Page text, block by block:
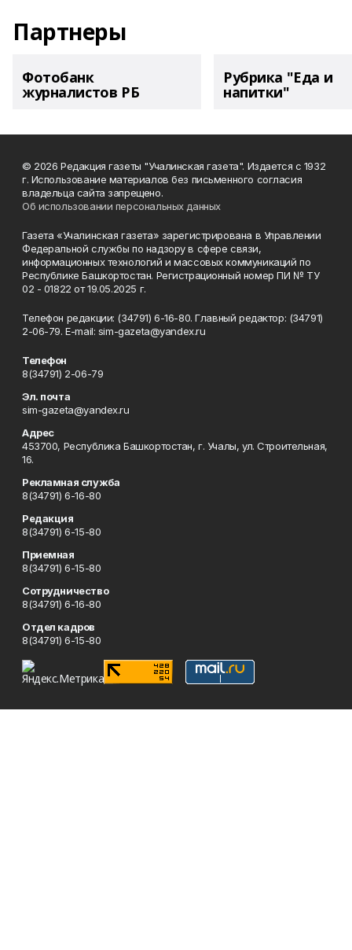
Партнеры
Фотобанк
журналистов РБ
Рубрика "Еда и
напитки"
© 2026 Редакция газеты "Учалинская газета". Издается с 1932
г. Использование материалов без письменного согласия
владельца сайта запрещено.
Об использовании персональных данных
Газета «Учалинская газета» зарегистрирована в Управлении
Федеральной службы по надзору в сфере связи,
информационных технологий и массовых коммуникаций по
Республике Башкортостан. Регистрационный номер ПИ № ТУ
02 - 01822 от 19.05.2025 г.
Телефон редакции: (34791) 6-16-80. Главный редактор: (34791)
2-06-79. Е-mаil: sim-gazeta@yandex.ru
Телефон
8(34791) 2-06-79
Эл. почта
sim-gazeta@yandex.ru
Адрес
453700, Республика Башкортостан, г. Учалы, ул. Строительная,
16.
Рекламная служба
8(34791) 6-16-80
Редакция
8(34791) 6-15-80
Приемная
8(34791) 6-15-80
Сотрудничество
8(34791) 6-16-80
Отдел кадров
8(34791) 6-15-80